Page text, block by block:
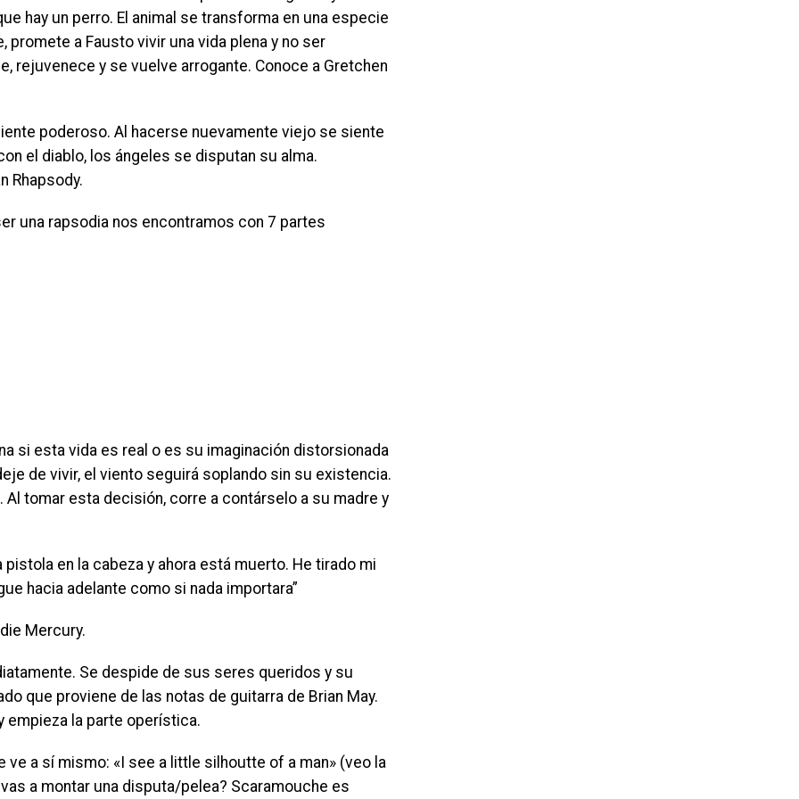
hay un perro. El animal se transforma en una especie
a Fausto vivir una vida plena y no ser
rejuvenece y se vuelve arrogante. Conoce a Gretchen
poderoso. Al hacerse nuevamente viejo se siente
el diablo, los ángeles se disputan su alma.
Rhapsody.
una rapsodia nos encontramos con 7 partes
si esta vida es real o es su imaginación distorsionada
de vivir, el viento seguirá soplando sin su existencia.
tomar esta decisión, corre a contárselo a su madre y
en la cabeza y ahora está muerto. He tirado mi
hacia adelante como si nada importara”
Mercury.
Se despide de sus seres queridos y su
que proviene de las notas de guitarra de Brian May.
empieza la parte operística.
a sí mismo: «I see a little silhoutte of a man» (veo la
a montar una disputa/pelea? Scaramouche es